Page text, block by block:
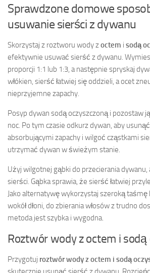
Sprawdzone domowe
usuwanie sierści z dywanu
Skorzystaj z roztworu wody zoctem i sodą
efektywnie usuwać sierść z dywanu.
proporcji 1:1 lub 1:3, a następnie spryskaj
włókien, sierść łatwiej się oddzieli, a ocet
nieprzyjemne zapachy.
Posyp dywan sodą oczyszczoną i pozostaw
noc. Po tym czasie odkurz dywan, aby
absorbującymi zapachy i wilgoć cząstkami
utrzymać dywan w świeżym stanie.
Użyj wilgotnej gąbki do przecierania
sierści. Gąbka sprawia, że sierść łatwiej
Jako alternatywę wykorzystaj szeroką
wokół dłoni, do zbierania włosów z trudno
metoda jest szybka i wygodna.
Roztwór wody z octem i sodą
Przygotuj roztwór wody z octem i sodą